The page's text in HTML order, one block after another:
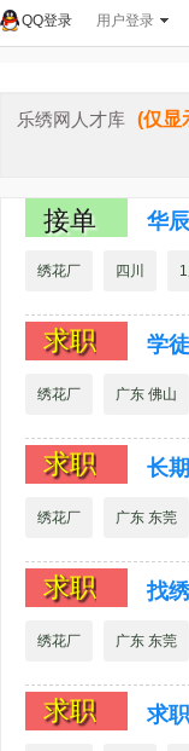
用户登录
QQ登录
乐绣网人才库 (仅显
接单 华
绣花厂 四川
求职 学徒
绣花厂 广东 佛山
求职 长
绣花厂 广东 东莞
求职 找
绣花厂 广东 东莞
求职 求